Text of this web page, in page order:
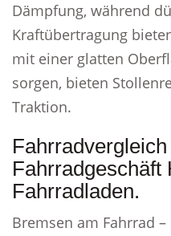
Dämpfung, während
Kraftübertragung
mit einer glatten
sorgen, bieten
Traktion.
Fahrradgeschäft
Fahrradladen.
Bremsen am Fahrrad